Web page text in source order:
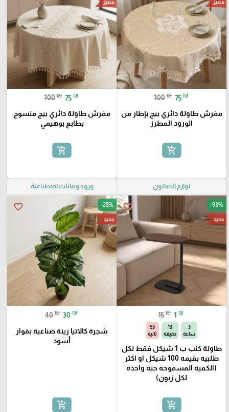
مميز
100 ₪ 75 ₪
مفرش طاولة دائري بيج بإطار من
الورود المطرز
add_shopping_cart
مميز
100 ₪ 75 ₪
مفرش طاولة دائري بيج منسوج
بطابع بوهيمي
add_shopping_cart
لوازم الصالون
favorite_border -93%
جديد
15 ₪ 1 ₪
3
ساعة
13
دقيقة
52
ثانية
طاولة كنب ب 1 شيكل فقط لكل
طلبيه بقيمه 100 شيكل او اكثر
(الكمية المسموحه حبه واحده
لكل زبون)
add_shopping_cart
ورود ونباتات اصطناعية
favorite_border -25%
جديد
40 ₪ 30 ₪
شجرة كالاتيا زينة صناعية بقوار
أسود
add_shopping_cart